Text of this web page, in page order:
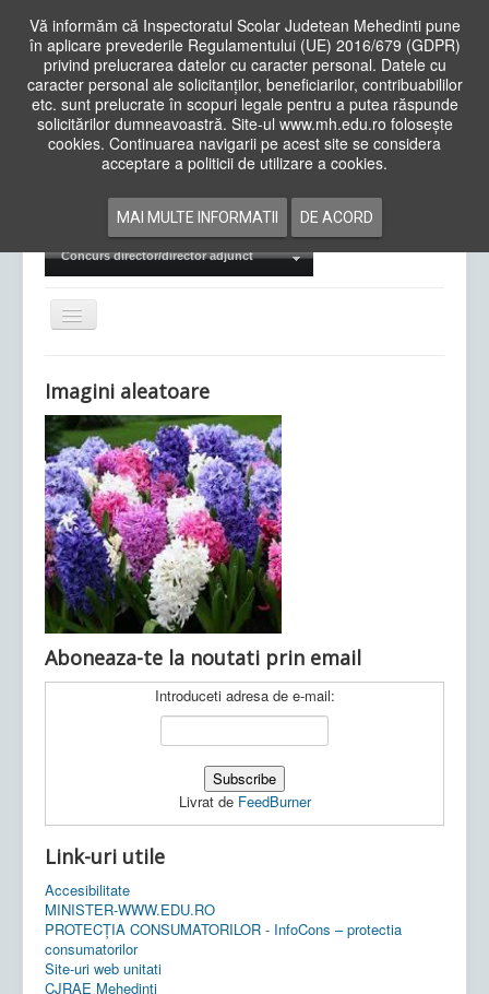
Vă informăm că Inspectoratul Scolar Judetean Mehedinti pune
în aplicare prevederile Regulamentului (UE) 2016/679 (GDPR)
privind prelucrarea datelor cu caracter personal. Datele cu
caracter personal ale solicitanților, beneficiarilor, contribuabililor
etc. sunt prelucrate în scopuri legale pentru a putea răspunde
solicitărilor dumneavoastră. Site-ul www.mh.edu.ro folosește
cookies. Continuarea navigarii pe acest site se considera
acceptare a politicii de utilizare a cookies.
MAI MULTE INFORMATII DE ACORD
Cauta
in
siteAcasa Cadre Didactice
Examene Naționale
Concurs director/director adjunct
Comută
navigarea
Ultimele articole: Vi, 04.11.2022 -
Județean Mehedinți
Imagini aleatoare
Aboneaza-te la noutati prin email
Introduceti adresa de e-mail:
Livrat de FeedBurner
Link-uri utile
Accesibilitate
MINISTER-WWW.EDU.RO
PROTECȚIA CONSUMATORILOR - InfoCons – protectia
consumatorilor
Site-uri web unitati
CJRAE Mehedinți